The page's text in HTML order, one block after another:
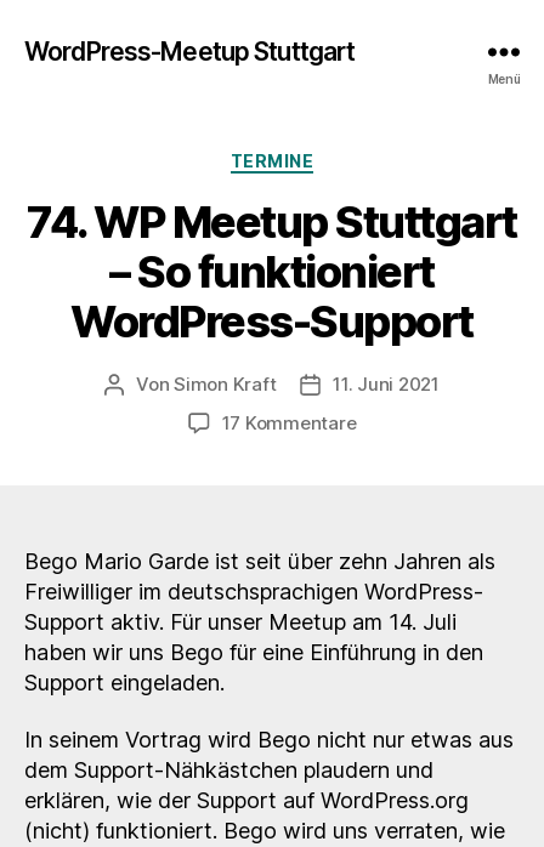
WordPress-Meetup Stuttgart
Menü
Kategorien
TERMINE
74. WP Meetup Stuttgart
– So funktioniert
WordPress-Support
Beitragsautor
VonSimon Kraft Veröffentlichungsdatum
11. Juni 2021
17 Kommentarezu
–
So
WordPress-
Support
Bego Mario Garde ist seit über zehn Jahren als
Freiwilliger im deutschsprachigen WordPress-
Support aktiv. Für unser Meetup am 14. Juli
haben wir uns Bego für eine Einführung in den
Support eingeladen.
In seinem Vortrag wird Bego nicht nur etwas aus
dem Support-Nähkästchen plaudern und
erklären, wie der Support auf WordPress.org
(nicht) funktioniert. Bego wird uns verraten, wie